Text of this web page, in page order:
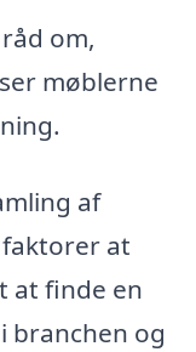
om,
møblerne
af
at
at finde en
branchen og